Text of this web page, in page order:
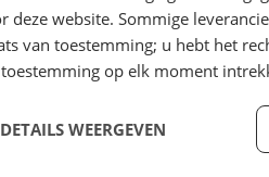
nuLaatste prijsupdate
deze website. Sommige
van toestemming; u hebt het
op elk moment
DETAILS WEERGEVEN